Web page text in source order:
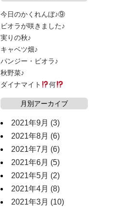
今日のかくれんぼ♪⑨
ビオラが咲きました♪
実りの秋♪
キャベツ畑♪
パンジー・ビオラ♪
秋野菜♪
ダイナマイト
何
月別アーカイブ
2021年9月 (3)
2021年8月 (6)
2021年7月 (6)
2021年6月 (5)
2021年5月 (2)
2021年4月 (8)
2021年3月 (10)